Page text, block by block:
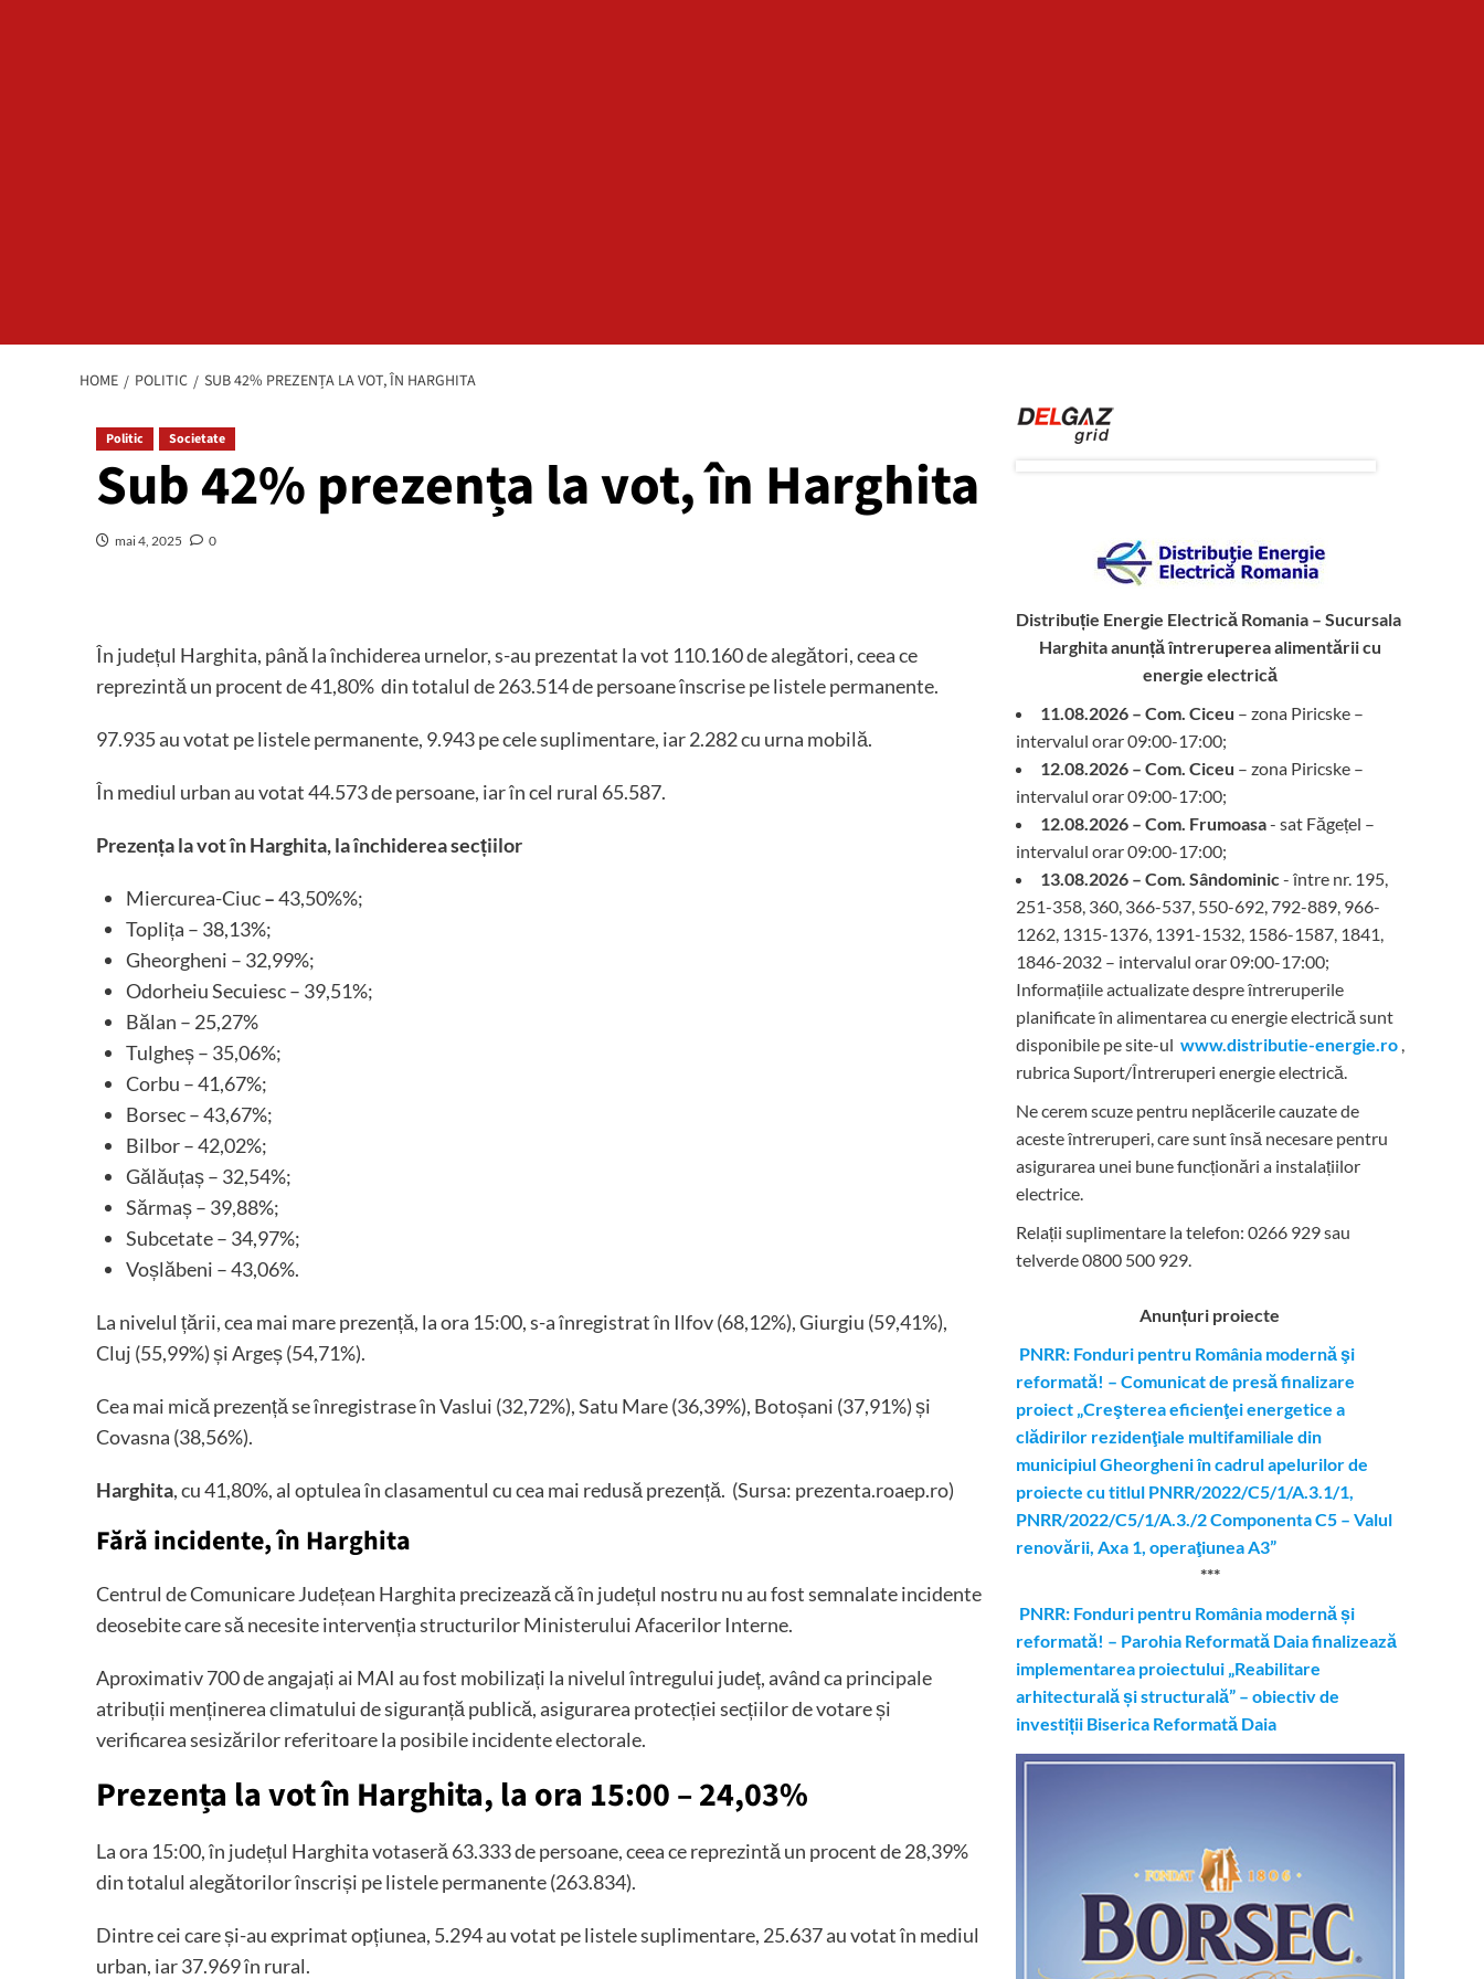
HOME POLITIC SUB 42% PREZENȚA LA VOT, ÎN HARGHITA
Politic Societate
Sub 42% prezența la vot, în Harghita
mai 4, 2025 0
În județul Harghita, până la închiderea urnelor, s-au prezentat la vot 110.160 de alegători, ceea ce
reprezintă un procent de 41,80% din totalul de 263.514 de persoane înscrise pe listele permanente.
97.935 au votat pe listele permanente, 9.943 pe cele suplimentare, iar 2.282 cu urna mobilă.
În mediul urban au votat 44.573 de persoane, iar în cel rural 65.587.
Prezența la vot în Harghita, la închiderea secțiilor
Miercurea-Ciuc–43,50%%;
Toplița – 38,13%;
Gheorgheni – 32,99%;
Odorheiu Secuiesc – 39,51%;
Bălan – 25,27%
Tulgheș – 35,06%;
Corbu – 41,67%;
Borsec – 43,67%;
Bilbor – 42,02%;
Gălăuțaș – 32,54%;
Sărmaș – 39,88%;
Subcetate – 34,97%;
Voșlăbeni – 43,06%.
La nivelul țării, cea mai mare prezență, la ora 15:00, s-a înregistrat în Ilfov (68,12%), Giurgiu (59,41%),
Cluj (55,99%) și Argeș (54,71%).
Cea mai mică prezență se înregistrase în Vaslui (32,72%), Satu Mare (36,39%), Botoșani (37,91%) și
Covasna (38,56%).
Harghita, cu 41,80%, al optulea în clasamentul cu cea mai redusă prezență. (Sursa: prezenta.roaep.ro)
Fără incidente, în Harghita
Centrul de Comunicare Județean Harghita precizează că în județul nostru nu au fost semnalate incidente
deosebite care să necesite intervenția structurilor Ministerului Afacerilor Interne.
Aproximativ 700 de angajați ai MAI au fost mobilizați la nivelul întregului județ, având ca principale
atribuții menținerea climatului de siguranță publică, asigurarea protecției secțiilor de votare și
verificarea sesizărilor referitoare la posibile incidente electorale.
Prezența la vot în Harghita, la ora 15:00 – 24,03%
La ora 15:00, în județul Harghita votaseră 63.333 de persoane, ceea ce reprezintă un procent de 28,39%
din totalul alegătorilor înscriși pe listele permanente (263.834).
Dintre cei care și-au exprimat opțiunea, 5.294 au votat pe listele suplimentare, 25.637 au votat în mediul
urban, iar 37.969 în rural.
Distribuție Energie Electrică Romania – Sucursala
Harghitaanunță întreruperea alimentării cu
energie electrică
11.08.2026 – Com. Ciceu – zona Piricske –
intervalul orar 09:00-17:00;
12.08.2026 – Com. Ciceu – zona Piricske –
intervalul orar 09:00-17:00;
12.08.2026 – Com. Frumoasa- sat Făgețel –
intervalul orar 09:00-17:00;
13.08.2026 – Com. Sândominic- între nr. 195,
251-358, 360, 366-537, 550-692, 792-889, 966-
1262, 1315-1376, 1391-1532, 1586-1587, 1841,
1846-2032 – intervalul orar 09:00-17:00;
Informațiile actualizate despre întreruperile
planificate în alimentarea cu energie electrică sunt
disponibile pe site-ul www.distributie-energie.ro ,
rubrica Suport/Întreruperi energie electrică.
Ne cerem scuze pentru neplăcerile cauzate de
aceste întreruperi, care sunt însă necesare pentru
asigurarea unei bune funcționări a instalațiilor
electrice.
Relații suplimentare la telefon: 0266 929 sau
telverde 0800 500 929.
Anunțuri proiecte
PNRR: Fonduri pentru România modernă şi
reformată! – Comunicat de presă finalizare
proiect „Creşterea eficienţei energetice a
clădirilor rezidenţiale multifamiliale din
municipiul Gheorgheni în cadrul apelurilor de
proiecte cu titlul PNRR/2022/C5/1/A.3.1/1,
PNRR/2022/C5/1/A.3./2 Componenta C5 – Valul
renovării, Axa 1, operaţiunea A3”
***
PNRR: Fonduri pentru România modernă și
reformată! – Parohia Reformată Daia finalizează
implementarea proiectului „Reabilitare
arhitecturală și structurală” – obiectiv de
investiții Biserica Reformată Daia